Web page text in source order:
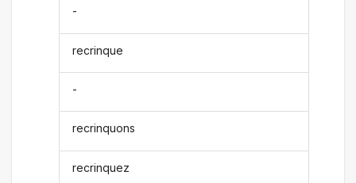
-
recrinque
-
recrinquons
recrinquez